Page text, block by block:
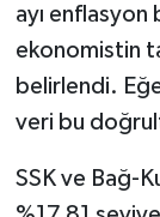
ayı enflasyon
ekonomistin
belirlendi.
veri bu
SSK ve Bağ-